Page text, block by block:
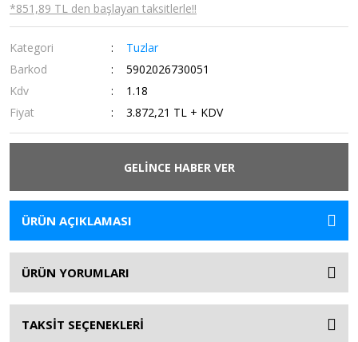
*851,89 TL den başlayan taksitlerle!!
Kategori
Tuzlar
Barkod
5902026730051
Kdv
1.18
Fiyat
3.872,21 TL + KDV
GELİNCE HABER VER
ÜRÜN AÇIKLAMASI
ÜRÜN YORUMLARI
TAKSİT SEÇENEKLERİ